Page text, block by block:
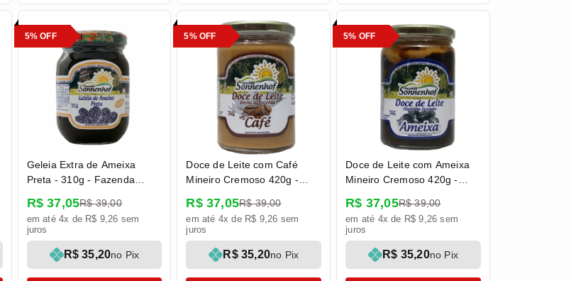
Geleia Extra de Ameixa
Preta - 310g - Fazenda
R$ 37,05R$ 39,00
5% OFF
R$ 35,20no Pix
em até 4x de R$ 9,26 sem
juros
Doce de Leite com Café
Mineiro Cremoso 420g -
R$ 37,05R$ 39,00
5% OFF
R$ 35,20no Pix
em até 4x de R$ 9,26 sem
juros
Doce de Leite com Ameixa
Mineiro Cremoso 420g -
R$ 37,05R$ 39,00
5% OFF
R$ 35,20no Pix
em até 4x de R$ 9,26 sem
juros